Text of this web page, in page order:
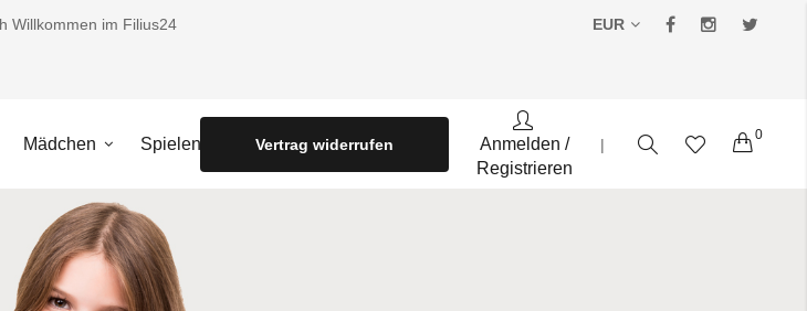
Willkommen im Filius24 EUR
Mädchen Spielen Vertrag widerrufen Anmelden /
Registrieren
|
0